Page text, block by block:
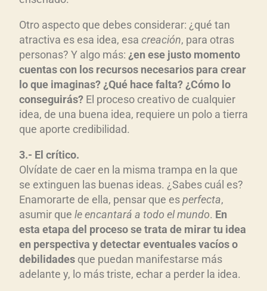
Otro aspecto que debes considerar: ¿qué tan
atractiva es esa idea, esa creación, para otras
personas? Y algo más: ¿en ese justo momento
cuentas con los recursos necesarios para crear
lo que imaginas? ¿Qué hace falta? ¿Cómo lo
conseguirás? El proceso creativo de cualquier
idea, de una buena idea, requiere un polo a tierra
que aporte credibilidad.
3.- El crítico.
Olvídate de caer en la misma trampa en la que
se extinguen las buenas ideas. ¿Sabes cuál es?
Enamorarte de ella, pensar que esperfecta,
asumir que le encantará a todo el mundo. En
esta etapa del proceso se trata de mirar tu idea
en perspectiva y detectar eventuales vacíos o
debilidades que puedan manifestarse más
adelante y, lo más triste, echar a perder la idea.